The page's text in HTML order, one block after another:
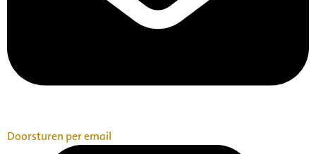
Doorsturen per email